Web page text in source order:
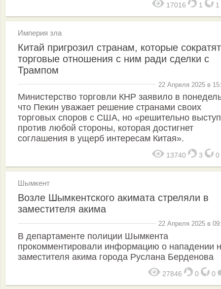
17016 1 1
Империя зла
Китай пригрозил странам, которые сократят
торговые отношения с ним ради сделки с
Трампом
22 Апреля 2025 в
Министерство торговли КНР заявило в
что Пекин уважает решение странами своих
торговых споров с США, но «решительно
против любой стороны, которая достигнет
соглашения в ущерб интересам Китая».
13740 3 0
Шымкент
Возле Шымкентского акимата стреляли в
заместителя акима
22 Апреля 2025 в
В департаменте полиции Шымкента
прокомментировали информацию о нападении
заместителя акима города Руслана Берденова
27846 0 0